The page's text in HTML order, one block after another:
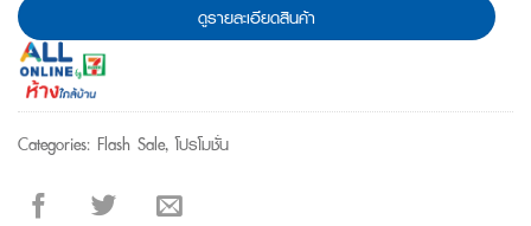
ดูรายละเอียดสินค้า
Categories: Flash Sale,โปรโมชั่น